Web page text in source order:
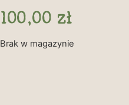
100,00 zł
Brak w magazynie